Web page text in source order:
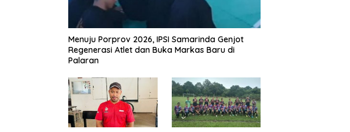
Menuju Porprov 2026, IPSI Samarinda Genjot
Regenerasi Atlet dan Buka Markas Baru di
Palaran